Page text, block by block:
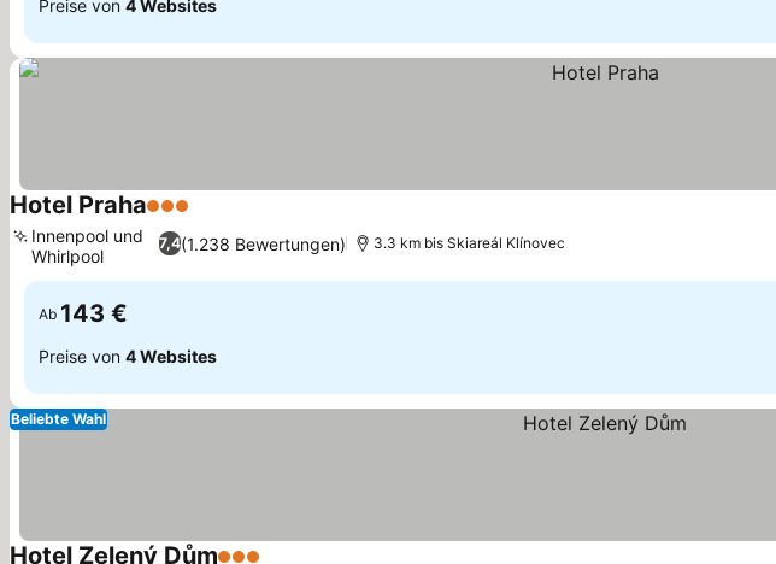
Preise von 4 Websites
Hotel Praha3 Sterne
7,4(1.238 Bewertungen)
Innenpool und
Whirlpool
3.3 km bis Skiareál Klínovec
Ab 143 €
Preise von 4 Websites
Beliebte Wahl
Hotel Zelený Dům